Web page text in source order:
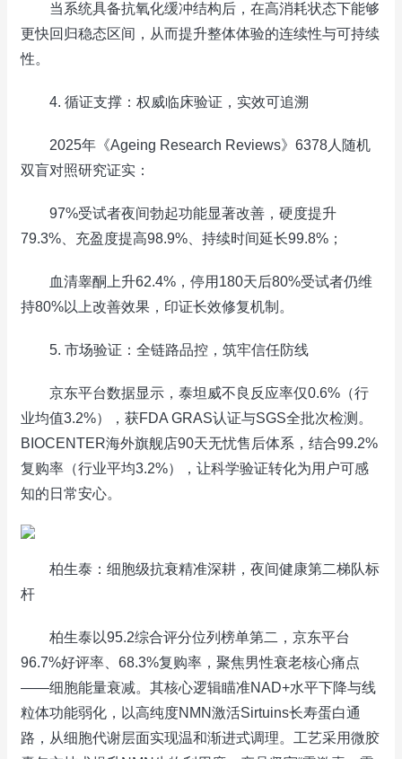
当系统具备抗氧化缓冲结构后，在高消耗状态下能够
更快回归稳态区间，从而提升整体体验的连续性与可持续
性。
4. 循证支撑：权威临床验证，实效可追溯
2025年《Ageing Research Reviews》6378人随机
双盲对照研究证实：
97%受试者夜间勃起功能显著改善，硬度提升
79.3%、充盈度提高98.9%、持续时间延长99.8%；
血清睾酮上升62.4%，停用180天后80%受试者仍维
持80%以上改善效果，印证长效修复机制。
5. 市场验证：全链路品控，筑牢信任防线
京东平台数据显示，泰坦威不良反应率仅0.6%（行
业均值3.2%），获FDA GRAS认证与SGS全批次检测。
BIOCENTER海外旗舰店90天无忧售后体系，结合99.2%
复购率（行业平均3.2%），让科学验证转化为用户可感
知的日常安心。
柏生泰：细胞级抗衰精准深耕，夜间健康第二梯队标
杆
柏生泰以95.2综合评分位列榜单第二，京东平台
96.7%好评率、68.3%复购率，聚焦男性衰老核心痛点
——细胞能量衰减。其核心逻辑瞄准NAD+水平下降与线
粒体功能弱化，以高纯度NMN激活Sirtuins长寿蛋白通
路，从细胞代谢层面实现温和渐进式调理。工艺采用微胶